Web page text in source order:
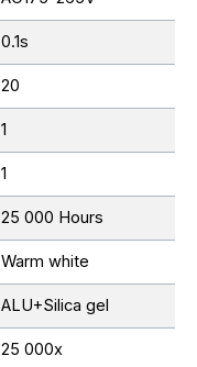
0.1s
20
1
1
25 000 Hours
Warm white
ALU+Silica gel
25 000x